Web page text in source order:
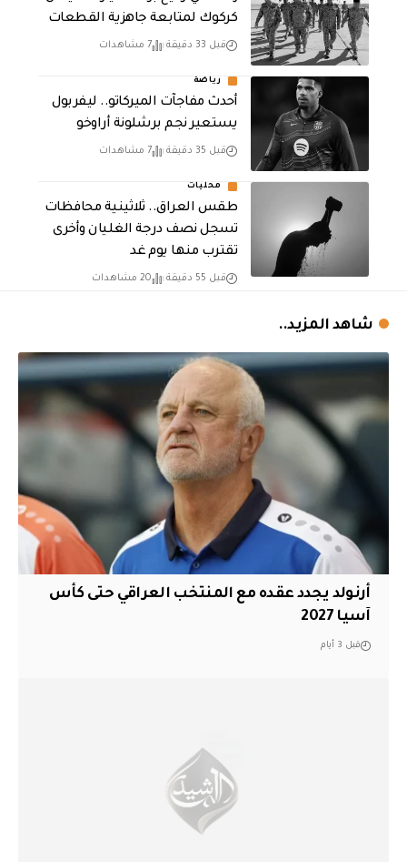
كركوك لمتابعة جاهزية القطعات
قبل 33 دقيقة 7 مشاهدات
رياضة
أحدث مفاجآت الميركاتو.. ليفربول
يستعير نجم برشلونة أراوخو
قبل 35 دقيقة 7 مشاهدات
محليات
طقس العراق.. ثلاثينية محافظات
تسجل نصف درجة الغليان وأخرى
تقترب منها يوم غد
قبل 55 دقيقة 20 مشاهدات
شاهد المزيد..
أرنولد يجدد عقده مع المنتخب العراقي حتى كأس
آسيا 2027
قبل 3 أيام